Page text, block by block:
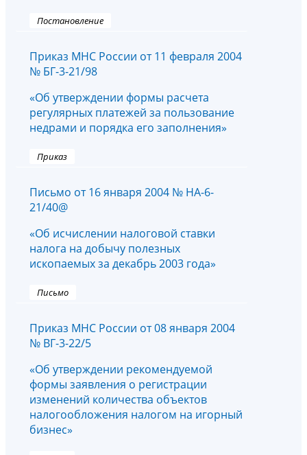
Постановление
Приказ МНС России от 11 февраля 2004
№ БГ-3-21/98
«Об утверждении формы расчета
регулярных платежей за пользование
недрами и порядка его заполнения»
Приказ
Письмо от 16 января 2004 № НА-6-
21/40@
«Об исчислении налоговой ставки
налога на добычу полезных
ископаемых за декабрь 2003 года»
Письмо
Приказ МНС России от 08 января 2004
№ ВГ-3-22/5
«Об утверждении рекомендуемой
формы заявления о регистрации
изменений количества объектов
налогообложения налогом на игорный
бизнес»